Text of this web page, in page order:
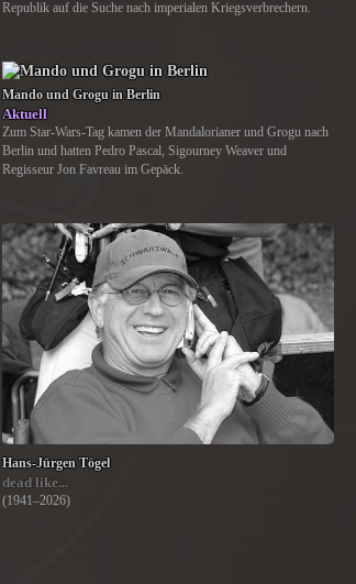
Republik auf die Suche nach imperialen Kriegsverbrechern.
Mando und Grogu in Berlin
Aktuell
Zum Star-Wars-Tag kamen der Mandalorianer und Grogu nach
Berlin und hatten Pedro Pascal, Sigourney Weaver und
Regisseur Jon Favreau im Gepäck.
Hans-Jürgen Tögel
dead like...
(1941–2026)